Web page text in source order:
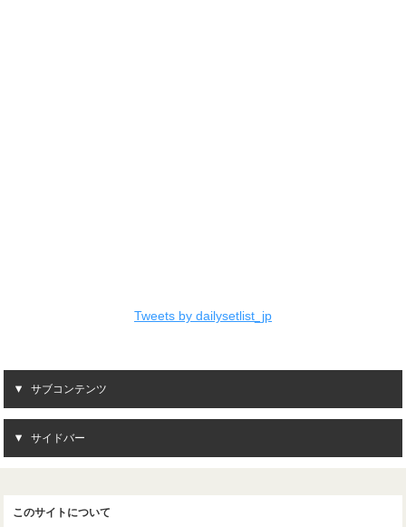
Tweets by dailysetlist_jp
サブコンテンツ
サイドバー
このサイトについて